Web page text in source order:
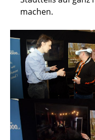
machen.